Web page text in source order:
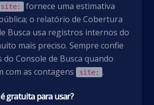
site:
fornece uma estimativa
o relatório de Cobertura
Busca usa registros internos do
mais preciso. Sempre confie
Console de Busca quando
com as contagens
site: .
gratuita para usar?